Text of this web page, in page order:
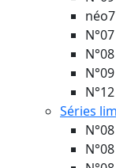
Séries